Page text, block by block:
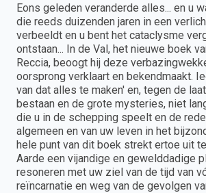
Eons geleden veranderde alles... en u
die reeds duizenden jaren in een
verbeeldt en u bent het cataclysme
ontstaan... In de Val, het nieuwe boek
Reccia, beoogt hij deze
oorsprong verklaart en bekendmaakt.
van dat alles te maken' en, tegen de
bestaan en de grote mysteries, niet
die u in de schepping speelt en de
algemeen en van uw leven in het
hele punt van dit boek strekt ertoe uit
Aarde een vijandige en gewelddadige
resoneren met uw ziel van de tijd van
reïncarnatie en weg van de gevolgen